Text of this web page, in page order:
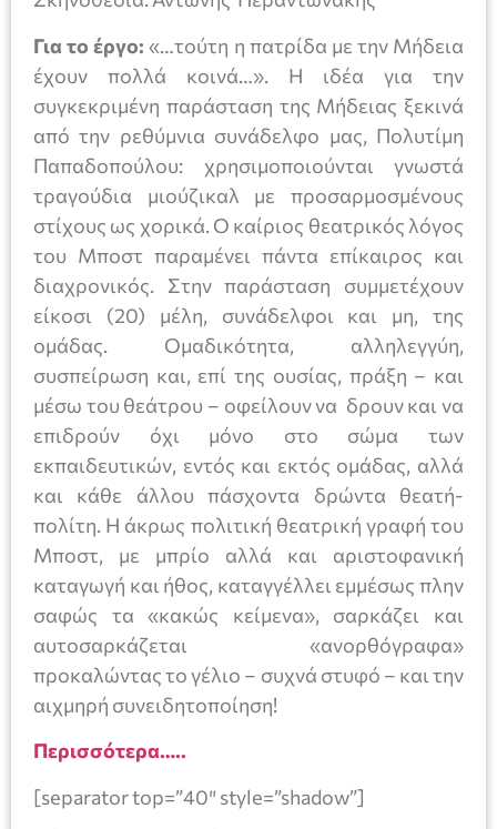
Για το έργο: «…τούτη η πατρίδα με την Μήδεια
έχουν πολλά κοινά…». Η ιδέα για την
συγκεκριμένη παράσταση της Μήδειας ξεκινά
από την ρεθύμνια συνάδελφο μας, Πολυτίμη
Παπαδοπούλου: χρησιμοποιούνται γνωστά
τραγούδια μιούζικαλ με προσαρμοσμένους
στίχους ως χορικά. Ο καίριος θεατρικός λόγος
του Μποστ παραμένει πάντα επίκαιρος και
διαχρονικός. Στην παράσταση συμμετέχουν
είκοσι (20) μέλη, συνάδελφοι και μη, της
ομάδας. Ομαδικότητα, αλληλεγγύη,
συσπείρωση και, επί της ουσίας, πράξη – και
μέσω του θεάτρου – οφείλουν να δρουν και να
επιδρούν όχι μόνο στο σώμα των
εκπαιδευτικών, εντός και εκτός ομάδας, αλλά
και κάθε άλλου πάσχοντα δρώντα θεατή-
πολίτη. Η άκρως πολιτική θεατρική γραφή του
Μποστ, με μπρίο αλλά και αριστοφανική
καταγωγή και ήθος, καταγγέλλει εμμέσως πλην
σαφώς τα «κακώς κείμενα», σαρκάζει και
αυτοσαρκάζεται «ανορθόγραφα»
προκαλώντας το γέλιο – συχνά στυφό – και την
αιχμηρή συνειδητοποίηση!
Περισσότερα…..
[separator top=”40″ style=”shadow”]